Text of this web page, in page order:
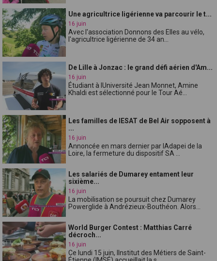
Une agricultrice ligérienne va parcourir le t...
16 juin
Avec l'association Donnons des Elles au vélo,
l'agricultrice ligérienne de 34 an...
De Lille à Jonzac : le grand défi aérien d'Am...
16 juin
Étudiant à lUniversité Jean Monnet, Amine
Khaldi est sélectionné pour le Tour Aé...
Les familles de lESAT de Bel Air sopposent à
...
16 juin
Annoncée en mars dernier par lAdapei de la
Loire, la fermeture du dispositif SA ...
Les salariés de Dumarey entament leur
sixième...
16 juin
La mobilisation se poursuit chez Dumarey
Powerglide à Andrézieux-Bouthéon. Alors...
World Burger Contest : Matthias Carré
décroch...
16 juin
Ce lundi 15 juin, lInstitut des Métiers de Saint-